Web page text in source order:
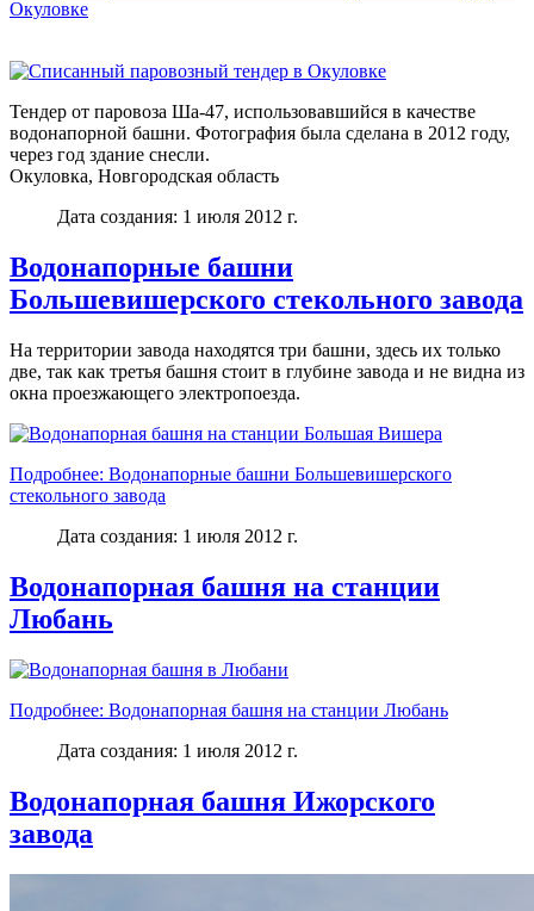
Тендер от паровоза Ша-47, использовавшийся в качестве
водонапорной башни. Фотография была сделана в 2012 году,
через год здание снесли.
Окуловка, Новгородская область
Дата создания: 1 июля 2012 г.
Водонапорные башни
Большевишерского стекольного завода
На территории завода находятся три башни, здесь их только
две, так как третья башня стоит в глубине завода и не видна из
окна проезжающего электропоезда.
Подробнее: Водонапорные башни Большевишерского
стекольного завода
Дата создания: 1 июля 2012 г.
Водонапорная башня на станции
Любань
Подробнее: Водонапорная башня на станции Любань
Дата создания: 1 июля 2012 г.
Водонапорная башня Ижорского
завода